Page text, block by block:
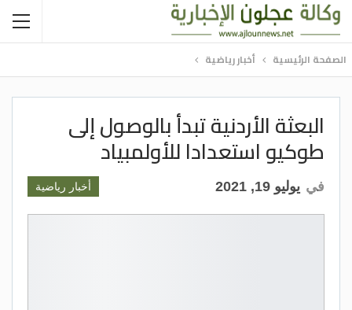
الصفحة الرئيسية أخبار رياضية
البعثة الأردنية تبدأ بالوصول إلى
طوكيو استعدادا للأولمبياد
أخبار رياضية في يوليو 19, 2021